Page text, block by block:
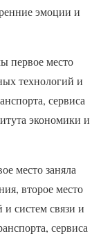
эмоции и
первое место
технологий и
сервиса
экономики и
место заняла
второе место
систем связи и
сервиса